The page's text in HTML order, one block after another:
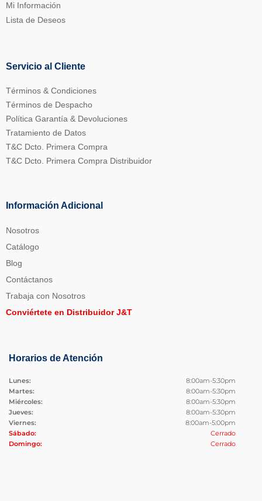
Mi Información
Lista de Deseos
Servicio al Cliente
Términos & Condiciones
Términos de Despacho
Política Garantía & Devoluciones
Tratamiento de Datos
T&C Dcto. Primera Compra
T&C Dcto. Primera Compra Distribuidor
Información Adicional
Nosotros
Catálogo
Blog
Contáctanos
Trabaja con Nosotros
Conviértete en Distribuidor J&T
Horarios de Atención
Lunes:
8:00am-5:30pm
Martes:
8:00am-5:30pm
Miércoles:
8:00am-5:30pm
Jueves:
8:00am-5:30pm
Viernes:
8:00am-5:00pm
Sábado:
Cerrado
Domingo:
Cerrado